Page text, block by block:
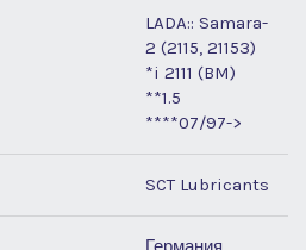
LADA:: Samara-
2 (2115, 21153)
*i 2111 (BM)
**1.5
****07/97->
SCT Lubricants